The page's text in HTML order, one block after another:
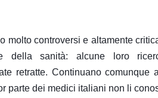
molto controversi e altamente
della sanità: alcune loro
retratte. Continuano comunque
parte dei medici italiani non li